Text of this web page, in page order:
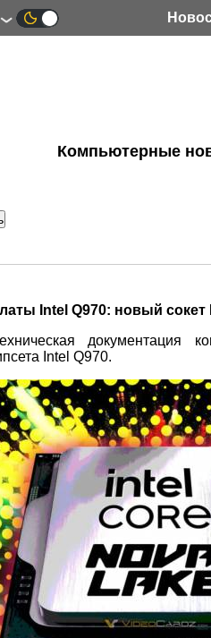
Компьютерные
Intel Q970: новый сокет
документация
Intel Q970.